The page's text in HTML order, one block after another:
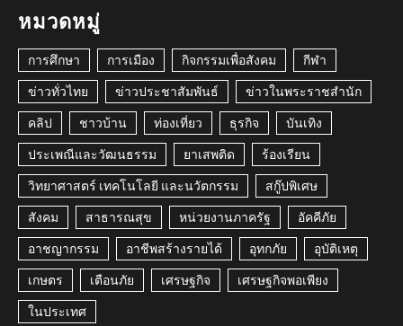
หมวดหมู่
การศึกษา การเมือง กิจกรรมเพื่อสังคม กีฬา
ข่าวทั่วไทย ข่าวประชาสัมพันธ์ ข่าวในพระราชสำนัก
คลิป ชาวบ้าน ท่องเที่ยว ธุรกิจ บันเทิง
ประเพณีและวัฒนธรรม ยาเสพติด ร้องเรียน
วิทยาศาสตร์ เทคโนโลยี และนวัตกรรม สกู๊ปพิเศษ
สังคม สาธารณสุข หน่วยงานภาครัฐ อัคคีภัย
อาชญากรรม อาชีพสร้างรายได้ อุทกภัย อุบัติเหตุ
เกษตร เตือนภัย เศรษฐกิจ เศรษฐกิจพอเพียง
ในประเทศ